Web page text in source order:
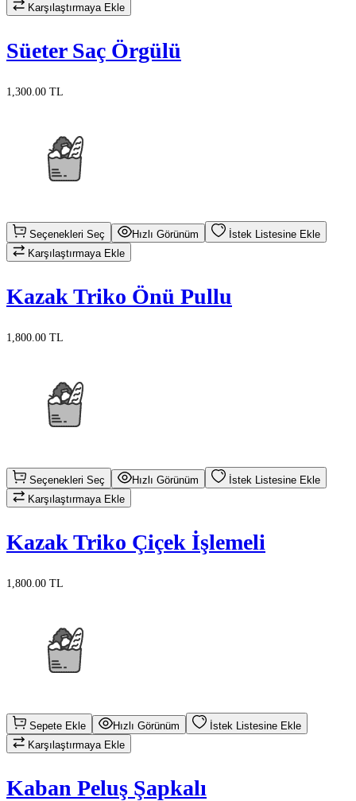
Karşılaştırmaya Ekle
Süeter Saç Örgülü
1,300.00 TL
Seçenekleri Seç Hızlı Görünüm
İstek Listesine Ekle
Karşılaştırmaya Ekle
Kazak Triko Önü Pullu
1,800.00 TL
Seçenekleri Seç Hızlı Görünüm
İstek Listesine Ekle
Karşılaştırmaya Ekle
Kazak Triko Çiçek İşlemeli
1,800.00 TL
Sepete Ekle Hızlı Görünüm
İstek Listesine Ekle
Karşılaştırmaya Ekle
Kaban Peluş Şapkalı